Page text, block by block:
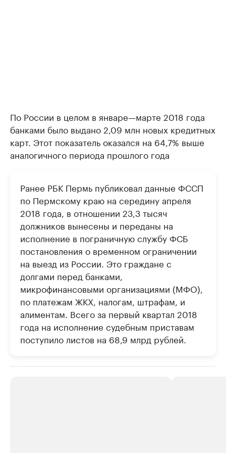
По России в целом в январе—марте 2018 года
банками было выдано 2,09 млн новых кредитных
карт. Этот показатель оказался на 64,7% выше
аналогичного периода прошлого года
Ранее РБК Пермь публиковал данные ФССП
по Пермскому краю на середину апреля
2018 года, в отношении 23,3 тысяч
должников вынесены и переданы на
исполнение в пограничную службу ФСБ
постановления о временном ограничении
на выезд из России. Это граждане с
долгами перед банками,
микрофинансовыми организациями (МФО),
по платежам ЖКХ, налогам, штрафам, и
алиментам. Всего за первый квартал 2018
года на исполнение судебным приставам
поступило листов на 68,9 млрд рублей.